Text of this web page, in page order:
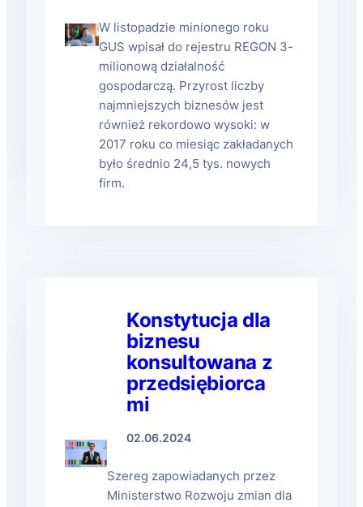
W listopadzie minionego roku
GUS wpisał do rejestru REGON 3-
milionową działalność
gospodarczą. Przyrost liczby
najmniejszych biznesów jest
również rekordowo wysoki: w
2017 roku co miesiąc zakładanych
było średnio 24,5 tys. nowych
firm.
Konstytucja dla
biznesu
konsultowana z
przedsiębiorca
mi
02.06.2024
Szereg zapowiadanych przez
Ministerstwo Rozwoju zmian dla